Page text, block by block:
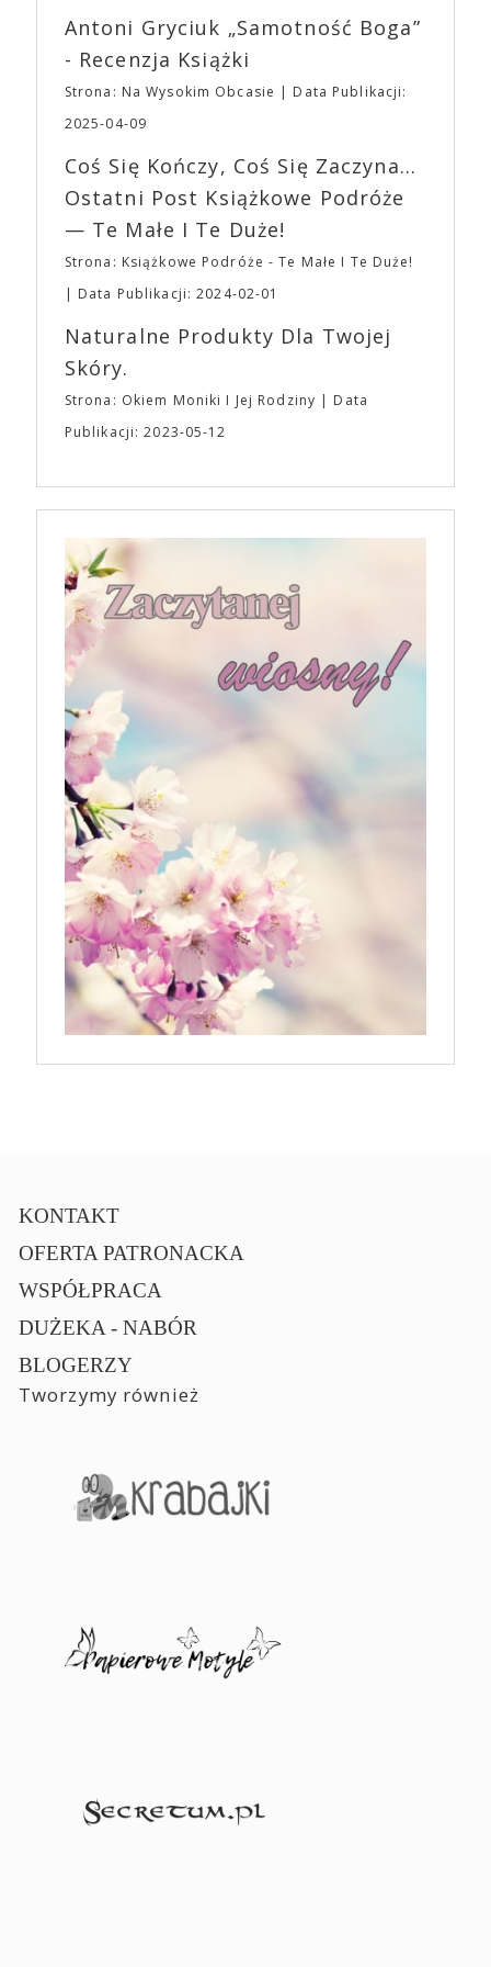
(„Joker”, „Ona”) w swojej najbardziej zaskakującej
roli. Twórca kultowych „Dziedzictwo. Hereditary” i
„Midsommar. W biały dzień” zrealizował najbardziej
osobisty film, który pozwolił mu w pełni podzielić
się z widzami swoimi lękami, wizją świata, a przede
„Bo się boi” w kinach od 21 kwietnia.
Wystawców i Obsługi. Na terenie hali nie zabraknie
Waszych ulubionych Wystawców serwujących
napoje oraz drobne przekąski a przed halą
planujemy Strefę FoodTrucków. Życzymy Wam
EXPO XXI!
Antoni Gryciuk „Samotność Boga”
- Recenzja Książki
Strona: Na Wysokim Obcasie
Data Publikacji:
2025-04-09
Coś Się Kończy, Coś Się Zaczyna...
Ostatni Post Książkowe Podróże
— Te Małe I Te Duże!
Strona: Książkowe Podróże - Te Małe I Te Duże!
Data Publikacji: 2024-02-01
Naturalne Produkty Dla Twojej
Skóry.
Strona: Okiem Moniki I Jej Rodziny
Data
Publikacji: 2023-05-12
KONTAKT
OFERTA PATRONACKA
WSPÓŁPRACA
DUŻEKA - NABÓR
BLOGERZY
Tworzymy również